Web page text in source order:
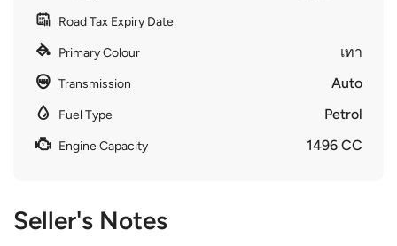
Road Tax Expiry Date
Primary Colour เทา
Transmission Auto
Fuel Type Petrol
Engine Capacity 1496 CC
Seller's Notes